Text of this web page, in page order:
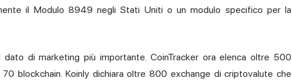
il Modulo 8949 negli Stati Uniti o un modulo specifico per la
di marketing più importante. CoinTracker ora elenca oltre 500
blockchain. Koinly dichiara oltre 800 exchange di criptovalute che